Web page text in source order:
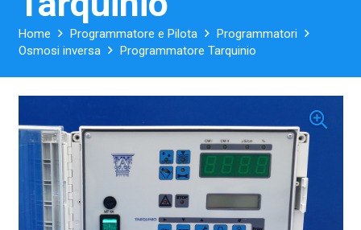
Home Programmatore e Pilota
Programmatori
Osmosi inversa
Programmatore Tarquinio